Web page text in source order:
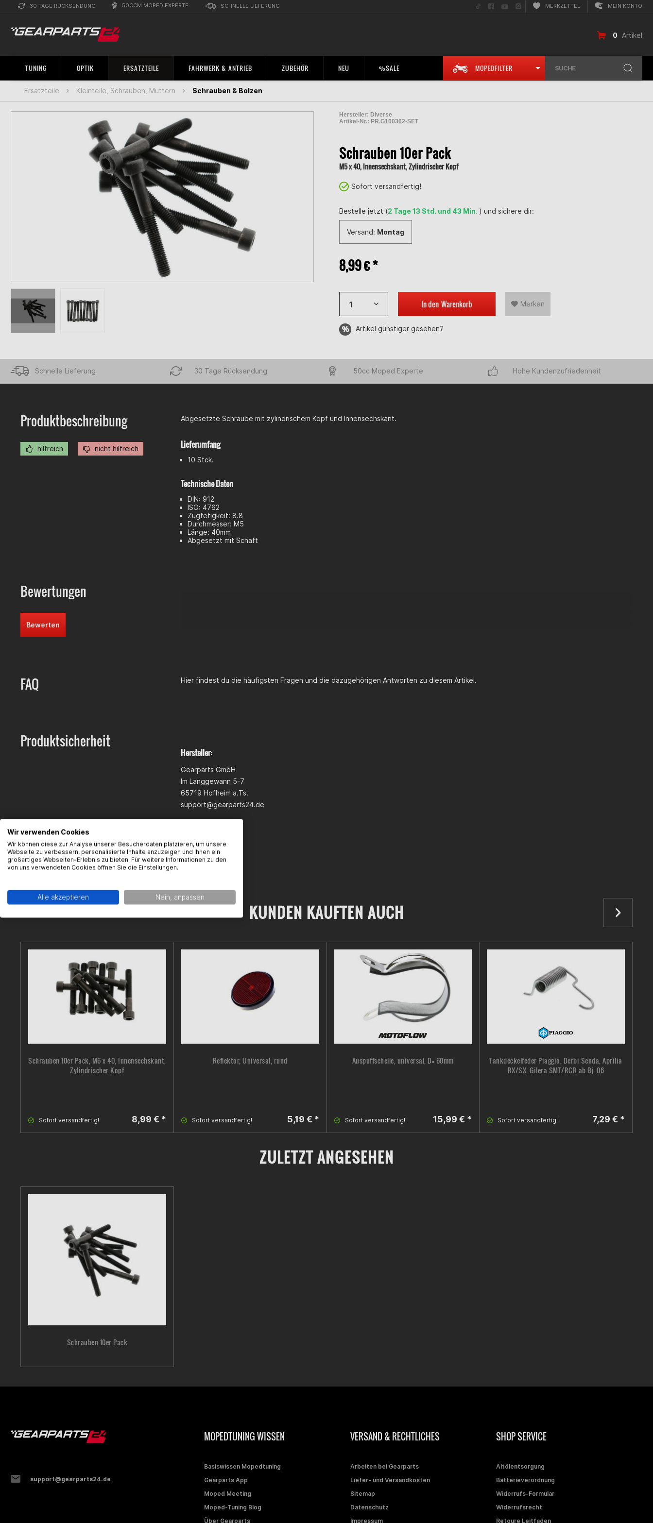
30 TAGE RÜCKSENDUNG 50CCM MOPED EXPERTE SCHNELLE LIEFERUNG
Folge
uns
Folge
uns
Folge
uns
Folge
uns
MERKZETTEL MEIN KONTO
0 Artikel
TUNING OPTIK ERSATZTEILE FAHRWERK & ANTRIEB ZUBEHÖR NEU %SALE MOPEDFILTER SUCHE
Ersatzteile Kleinteile, Schrauben, Muttern Schrauben & Bolzen
Hersteller: Diverse
Artikel-Nr.: PR.G100362-SET
Schrauben 10er Pack
M5 x 40, Innensechskant, Zylindrischer Kopf
Sofort versandfertig!
Bestelle jetzt (2 Tage 13 Std. und 43 Min. ) und sichere dir:
Versand: Montag
8,99 € *
In den Warenkorb Merken
Artikel günstiger gesehen?
Schnelle Lieferung 30 Tage Rücksendung 50cc Moped Experte Hohe Kundenzufriedenheit
Produktbeschreibung
hilfreich nicht hilfreich
Abgesetzte Schraube mit zylindrischem Kopf und Innensechskant.
Lieferumfang
10 Stck.
Technische Daten
DIN: 912
ISO: 4762
Zugfetigkeit: 8.8
Durchmesser: M5
Länge: 40mm
Abgesetzt mit Schaft
Bewertungen
Bewerten
FAQ Hier findest du die häufigsten Fragen und die dazugehörigen Antworten zu diesem Artikel.
Produktsicherheit
Hersteller:
Gearparts GmbH
Im Langgewann 5-7
65719 Hofheim a.Ts.
support@gearparts24.de
KUNDEN KAUFTEN AUCH
Schrauben 10er Pack, M6 x 40, Innensechskant,
Zylindrischer Kopf
Sofort versandfertig! 8,99 € *
Reflektor, Universal, rund
Sofort versandfertig! 5,19 € *
Auspuffschelle, universal, D= 60mm
Sofort versandfertig! 15,99 € *
Tankdeckelfeder Piaggio, Derbi Senda, Aprilia
RX/SX, Gilera SMT/RCR ab Bj. 06
Sofort versandfertig! 7,29 € *
ZULETZT ANGESEHEN
Schrauben 10er Pack
support@gearparts24.de
MOPEDTUNING WISSEN
Basiswissen Mopedtuning
Gearparts App
Moped Meeting
Moped-Tuning Blog
Über Gearparts
VERSAND & RECHTLICHES
Arbeiten bei Gearparts
Liefer- und Versandkosten
Sitemap
Datenschutz
Impressum
SHOP SERVICE
Altölentsorgung
Batterieverordnung
Widerrufs-Formular
Widerrufsrecht
Retoure Leitfaden
Wir verwenden Cookies
Wir können diese zur Analyse unserer Besucherdaten platzieren, um unsere
Webseite zu verbessern, personalisierte Inhalte anzuzeigen und Ihnen ein
großartiges Webseiten-Erlebnis zu bieten. Für weitere Informationen zu den
von uns verwendeten Cookies öffnen Sie die Einstellungen.
Alle akzeptieren Nein, anpassen